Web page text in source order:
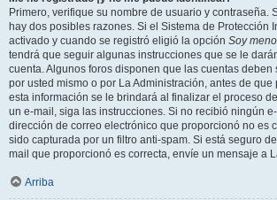
Primero, verifique su nombre de usuario y contraseña.
hay dos posibles razones. Si el Sistema de Protección
activado y cuando se registró eligió la opción Soy
tendrá que seguir algunas instrucciones que se le
cuenta. Algunos foros disponen que las cuentas deben
por usted mismo o por La Administración, antes de
esta información se le brindará al finalizar el proceso
un e-mail, siga las instrucciones. Si no recibió ningún
dirección de correo electrónico que proporcionó no es
sido capturada por un filtro anti-spam. Si está seguro
mail que proporcionó es correcta, envíe un mensaje a
Arriba